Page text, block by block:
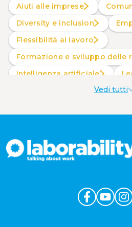
Aiuti alle imprese
Diversity e inclusion
Flessibilità al lavoro
Formazione e sviluppo delle
intelligenza artificiale
Produttività al lavoroVedi tutti